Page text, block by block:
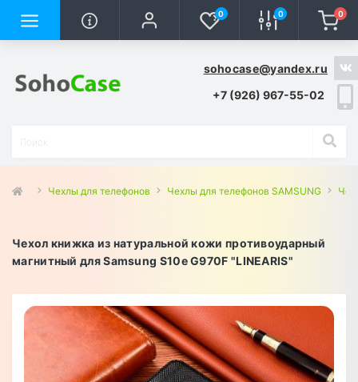
0 0 0
sohocase@yandex.ru
+7 (926) 967-55-02
Чехлы для телефонов Чехлы для телефонов SAMSUNG
Чехол книжка из натуральной кожи противоударный
магнитный для Samsung S10e G970F "LINEARIS"